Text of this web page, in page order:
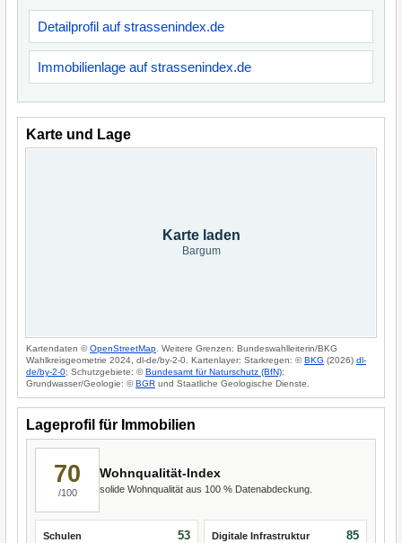
Detailprofil auf strassenindex.de
Immobilienlage auf strassenindex.de
Karte und Lage
Karte laden
Bargum
Kartendaten ©OpenStreetMap . Weitere Grenzen: Bundeswahlleiterin/BKG
Wahlkreisgeometrie 2024, dl-de/by-2-0. Kartenlayer: Starkregen: ©BKG (2026) dl-
de/by-2-0; Schutzgebiete: ©Bundesamt für Naturschutz (BfN);
Grundwasser/Geologie: ©BGR und Staatliche Geologische Dienste.
Lageprofil für Immobilien
70
/100
Wohnqualität-Index
solide Wohnqualität aus 100 % Datenabdeckung.
Schulen 53 Digitale Infrastruktur 85